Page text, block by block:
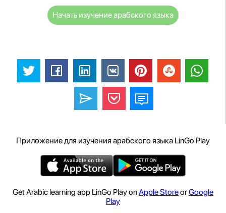
Начать изучение арабского языка
Приложение для изучения арабского языка LinGo Play
Get Arabic learning app LinGo Play onApple StoreorGoogle
Play